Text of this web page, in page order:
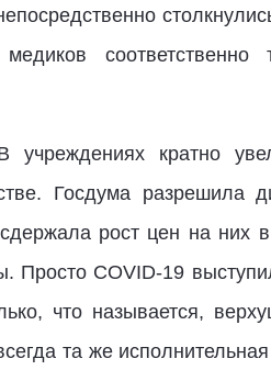
соответственно
кратно
Госдума разрешила
рост цен на них
Просто COVID-19
что называется,
та же